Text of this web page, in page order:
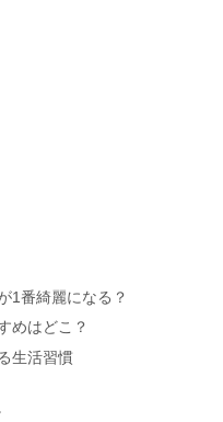
1番綺麗になる？
めはどこ？
生活習慣